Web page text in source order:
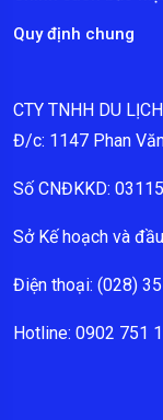
Quy định chung
CTY TNHH DU
Đ/c: 1147 Phan
Số CNĐKKD:
Sở Kế hoạch và
Điện thoại: (028)
Hotline: 0902 751